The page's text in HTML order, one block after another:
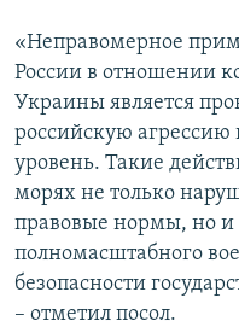
«Неправомерное
России в отношении
Украины является
российскую
уровень. Такие
морях не только
правовые нормы, но и
полномасштабного
безопасности
– отметил посол.